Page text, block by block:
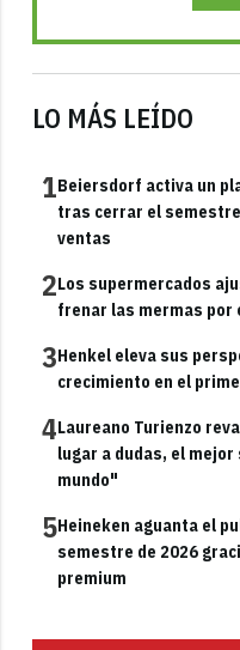
LO MÁS LEÍDO
1Beiersdorf activa un
tras cerrar el semestre
ventas
2Los supermercados
frenar las mermas por
3Henkel eleva sus
crecimiento en el
4Laureano Turienzo
lugar a dudas, el
mundo"
5Heineken aguanta el
semestre de 2026
premium